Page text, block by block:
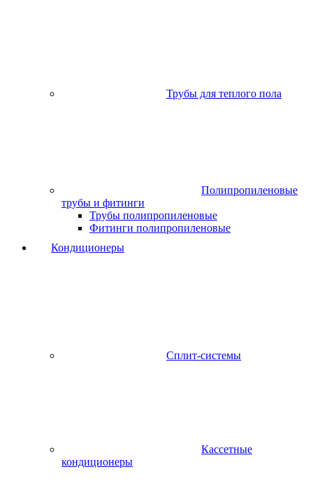
Трубы для теплого пола
Полипропиленовые
трубы и фитинги
Трубы полипропиленовые
Фитинги полипропиленовые
Кондиционеры
Сплит-системы
Кассетные
кондиционеры